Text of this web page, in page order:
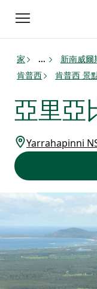
Toggle
navigation
家 ... 新南威爾
肯普西
肯普西 景
亞里亞
Yarrahapinni